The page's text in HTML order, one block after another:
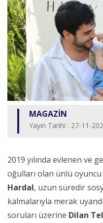
MAGAZİN
Yayın Tarihi : 27-11-
2019 yılında evlenen ve
oğulları olan ünlü
Hardal, uzun süredir
kalmalarıyla merak
soruları üzerine Dilan